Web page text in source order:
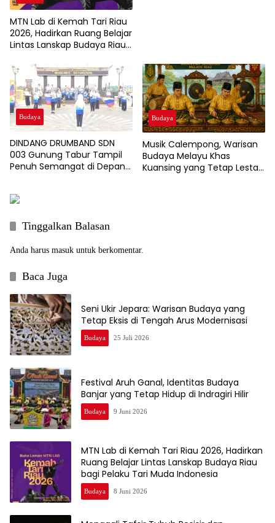
MTN Lab di Kemah Tari Riau
2026, Hadirkan Ruang Belajar
Lintas Lanskap Budaya Riau
Indonesia
Budaya
DINDANG DRUMBAND SDN
003 Gunung Tabur Tampil
Penuh Semangat di Depan
Budaya
Musik Calempong, Warisan
Budaya Melayu Khas
Kuansing yang Tetap Lestari
Tinggalkan Balasan
Anda harus masuk untuk berkomentar.
Baca Juga
Seni Ukir Jepara: Warisan Budaya yang
Tetap Eksis di Tengah Arus Modernisasi
Budaya 25 Juli 2026
Festival Aruh Ganal, Identitas Budaya
Banjar yang Tetap Hidup di Indragiri Hilir
Budaya 9 Juni 2026
MTN Lab di Kemah Tari Riau 2026, Hadirkan
Ruang Belajar Lintas Lanskap Budaya Riau
bagi Pelaku Tari Muda Indonesia
Budaya 8 Juni 2026